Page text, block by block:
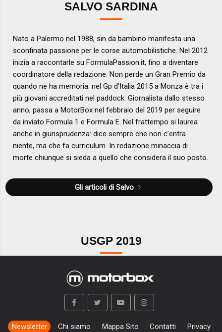
SALVO SARDINA
Nato a Palermo nel 1988, sin da bambino manifesta una
sconfinata passione per le corse automobilistiche. Nel 2012
inizia a raccontarle su FormulaPassion.it, fino a diventare
coordinatore della redazione. Non perde un Gran Premio da
quando ne ha memoria: nel Gp d’Italia 2015 a Monza è tra i
più giovani accreditati nel paddock. Giornalista dallo stesso
anno, passa a MotorBox nel febbraio del 2019 per seguire
da inviato Formula 1 e Formula E. Nel frattempo si laurea
anche in giurisprudenza: dice sempre che non c’entra
niente, ma che fa curriculum. In redazione minaccia di
morte chiunque si sieda a quello che considera il suo posto.
Gli articoli di Salvo
USGP 2019
Newsletter Chi siamo Mappa Sito Contatti
Privacy